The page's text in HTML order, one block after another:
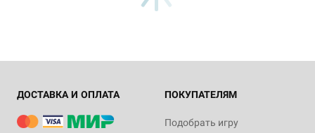
ДОСТАВКА И ОПЛАТА ПОКУПАТЕЛЯМ
Подобрать игру